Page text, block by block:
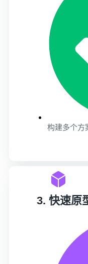
构建多个方
3. 快速原